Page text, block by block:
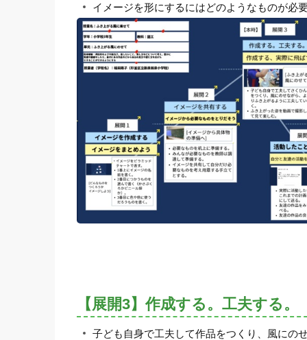
イメージを形にするにはどのようなものが必
【展開3】作成する。工夫する。
子ども自身で工夫して作品をつくり、風にの